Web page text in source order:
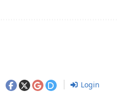
Login